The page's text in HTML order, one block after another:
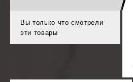
КУПИТЬ
Вы только что смотрели
эти товары